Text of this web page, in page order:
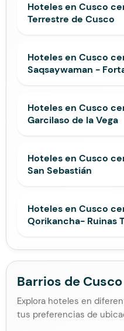
Hoteles en Cusco
Terrestre de Cusco
Hoteles en Cusco
Saqsaywaman -
Hoteles en Cusco
Garcilaso de la Vega
Hoteles en Cusco
San Sebastián
Hoteles en Cusco
Qorikancha- Ruinas
Barrios de Cusco
Explora hoteles en
tus preferencias de